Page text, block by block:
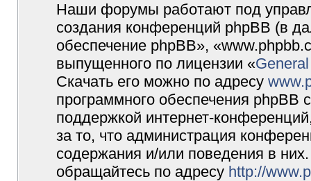
Наши форумы работают под
создания конференций phpBB (в
обеспечение phpBB»,
выпущенного по лицензии «
Скачать его можно по адресу
программного обеспечения phpBB
поддержкой интернет-
за то, что администрация
содержания и/или поведения в
обращайтесь по адресу http://